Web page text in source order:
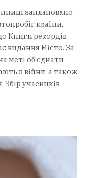
заплановано
країни,
Книги рекордів
видання Місто. За
меті об’єднати
з війни, а також
Збір учасників